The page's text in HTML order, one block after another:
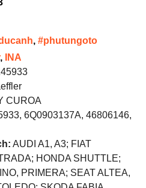
, #phutungoto
,
INA
CUROA
6Q0903137A, 46806146,
AUDI A1, A3; FIAT
HONDA SHUTTLE;
PRIMERA; SEAT ALTEA,